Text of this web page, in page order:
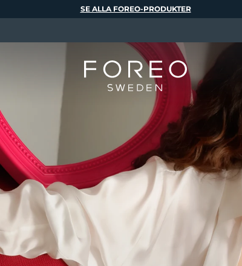
SE ALLA FOREO-PRODUKTER